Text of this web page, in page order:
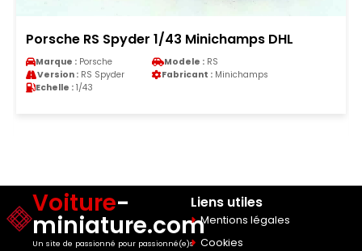
Porsche RS Spyder 1/43 Minichamps DHL
Marque : Porsche Modele : RS
Version : RS Spyder Fabricant : Minichamps
Echelle : 1/43
Voiture-
miniature.com
Un site de passionné pour passionné(e)s
Liens utiles
Mentions légales
Cookies